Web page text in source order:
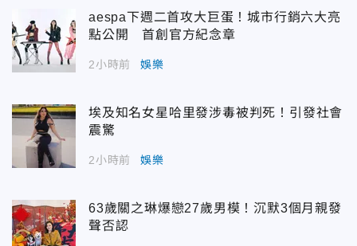
aespa下週二首攻大巨蛋！城市行銷六大亮
點公開 首創官方紀念章
2小時前 娛樂
埃及知名女星哈里發涉毒被判死！引發社會
震驚
2小時前 娛樂
63歲關之琳爆戀27歲男模！沉默3個月親發
聲否認